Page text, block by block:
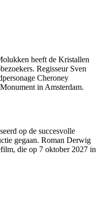
heeft de Kristallen
Regisseur Sven
Cheroney
in Amsterdam.
op de succesvolle
gegaan. Roman Derwig
die op 7 oktober 2027 in